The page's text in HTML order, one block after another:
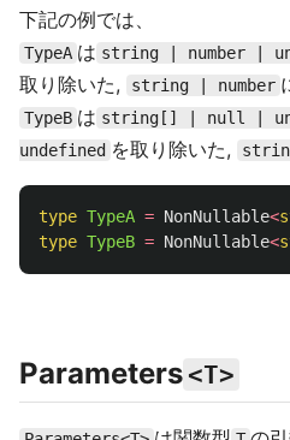
下記の例では、
TypeA は string | number |
取り除いた,
string | number
TypeB は string[] | null |
undefined を取り除いた,
type TypeA = NonNullable<
type TypeB = NonNullable<
Parameters <T>